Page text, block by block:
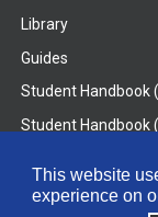
This website
experience on
Library
Guides
Student Handbook
Student Handbook